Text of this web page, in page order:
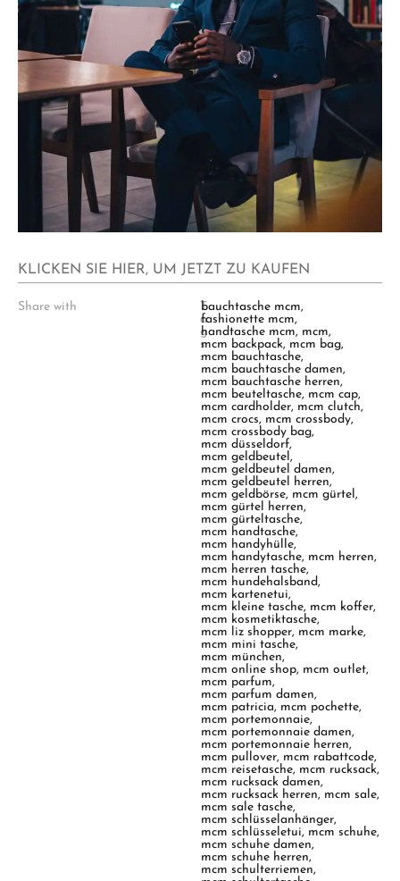
KLICKEN SIE HIER, UM JETZT ZU KAUFEN
Share with
T
a
g
s
:
bauchtasche mcm,
fashionette mcm,
handtasche mcm, mcm,
mcm backpack, mcm bag,
mcm bauchtasche,
mcm bauchtasche damen,
mcm bauchtasche herren,
mcm beuteltasche, mcm cap,
mcm cardholder, mcm clutch,
mcm crocs, mcm crossbody,
mcm crossbody bag,
mcm düsseldorf,
mcm geldbeutel,
mcm geldbeutel damen,
mcm geldbeutel herren,
mcm geldbörse, mcm gürtel,
mcm gürtel herren,
mcm gürteltasche,
mcm handtasche,
mcm handyhülle,
mcm handytasche, mcm herren,
mcm herren tasche,
mcm hundehalsband,
mcm kartenetui,
mcm kleine tasche, mcm koffer,
mcm kosmetiktasche,
mcm liz shopper, mcm marke,
mcm mini tasche,
mcm münchen,
mcm online shop, mcm outlet,
mcm parfum,
mcm parfum damen,
mcm patricia, mcm pochette,
mcm portemonnaie,
mcm portemonnaie damen,
mcm portemonnaie herren,
mcm pullover, mcm rabattcode,
mcm reisetasche, mcm rucksack,
mcm rucksack damen,
mcm rucksack herren, mcm sale,
mcm sale tasche,
mcm schlüsselanhänger,
mcm schlüsseletui, mcm schuhe,
mcm schuhe damen,
mcm schuhe herren,
mcm schulterriemen,